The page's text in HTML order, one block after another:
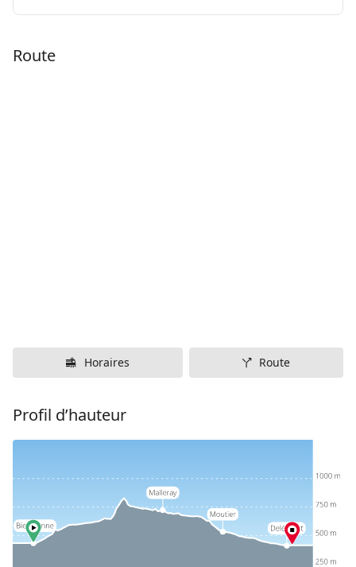
Route
Horaires Route
Profil d’hauteur